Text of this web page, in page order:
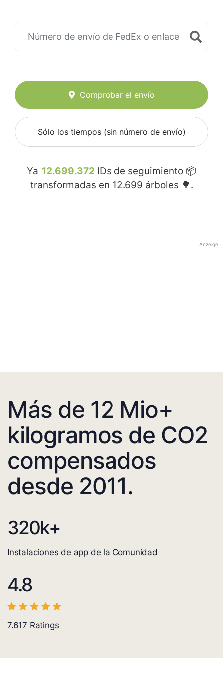
Comprobar el envío
Sólo los tiempos (sin número de envío)
Ya 12.699.372 IDs de seguimiento 📦
transformadas en 12.699 árboles 🌳.
Anzeige
Más de 12 Mio+
kilogramos de CO2
compensados
desde 2011.
320k+
Instalaciones de app de la Comunidad
4.8
7.617 Ratings